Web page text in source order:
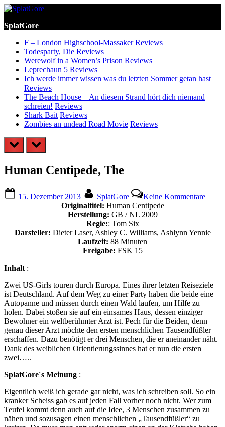
Skip
content
SplatGore
F – London Highschool-Massaker Reviews
Todesparty, Die Reviews
Werewolf in a Women’s Prison Reviews
Leprechaun 5 Reviews
Ich werde immer wissen was du letzten Sommer getan hast
Reviews
The Beach House – An diesem Strand hört dich niemand
schreien! Reviews
Shark Bait Reviews
Zombies an undead Road Movie Reviews
prev next
Human Centipede, The
on
15. Dezember 2013 SplatGore Keine Kommentare
Originaltitel: Human Centipede
Herstellung: GB / NL 2009
Regie:: Tom Six
Darsteller: Dieter Laser, Ashley C. Williams, Ashlynn Yennie
Laufzeit: 88 Minuten
Freigabe: FSK 15
Inhalt :
Zwei US-Girls touren durch Europa. Eines ihrer letzten Reiseziele
ist Deutschland. Auf dem Weg zu einer Party haben die beide eine
Autopanne und müssen durch einen Wald laufen, um Hilfe zu
holen. Dabei stoßen sie auf ein einsames Haus, dessen einziger
Bewohner ein weltberühmter Arzt ist. Pech für die Beiden, denn
genau dieser Arzt möchte den ersten menschlichen Tausendfüßler
erschaffen. Dazu benötigt er drei Menschen, die er aneinander näht.
Dank des weiblichen Orientierungssinnes hat er nun die ersten
zwei…..
SplatGore´s Meinung :
Eigentlich weiß ich gerade gar nicht, was ich schreiben soll. So ein
kranker Scheiss gab es auf jeden Fall vorher noch nicht. Wer zum
Teufel kommt denn auch auf die Idee, 3 Menschen zusammen zu
nähen und sozusagen einen menschlichen „Tausendfüßler“ zu